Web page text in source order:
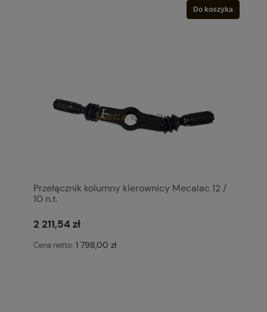
Do koszyka
Przełącznik kolumny kierownicy Mecalac 12 /
10 n.t.
2 211,54 zł
Cena netto: 1 798,00 zł